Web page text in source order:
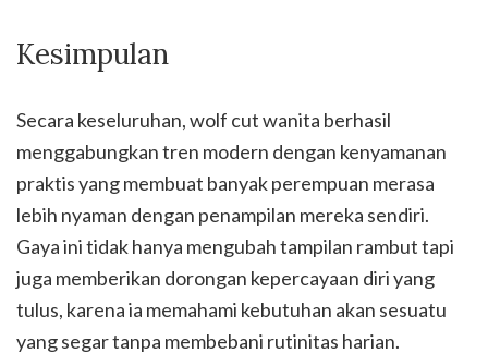
Kesimpulan
Secara keseluruhan, wolf cut wanita berhasil
menggabungkan tren modern dengan kenyamanan
praktis yang membuat banyak perempuan merasa
lebih nyaman dengan penampilan mereka sendiri.
Gaya ini tidak hanya mengubah tampilan rambut tapi
juga memberikan dorongan kepercayaan diri yang
tulus, karena ia memahami kebutuhan akan sesuatu
yang segar tanpa membebani rutinitas harian.